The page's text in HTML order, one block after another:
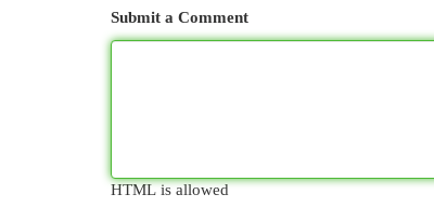
Submit a Comment
HTML is allowed